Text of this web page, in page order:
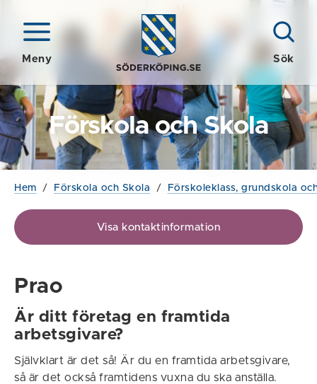
Meny Sök
Förskola och Skola
Hem / Förskola och Skola / Förskoleklass, grundskola
Visa kontaktinformation
Prao
Är ditt företag en framtida
arbetsgivare?
Självklart är det så! Är du en framtida arbetsgivare,
så är det också framtidens vuxna du ska anställa.